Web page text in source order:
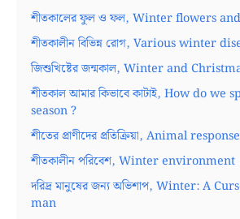
শীতকালের ফুল ও ফল, Winter flowers
শীতকালীন বিভিন্ন রোগ, Various winter
জিশুখিষ্টের জন্মকাল, Winter and
শীতকাল আমার কিভাবে কাটাই, How do
season ?
শীতের প্রাণীদের প্রতিক্রিয়া, Animal
শীতকালীন পরিবেশ, Winter environment
দরিদ্র মানুষের জন্য অভিশাপ, Winter: A
man